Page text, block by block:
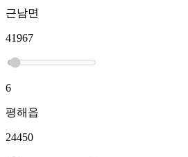
근남면
41967
6
평해읍
24450